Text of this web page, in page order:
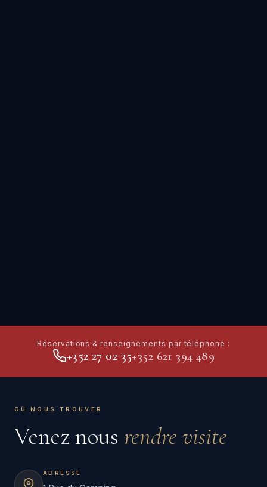
Réservations & renseignements par téléphone :
+352 27 02 35+352 621 394 489
OÙ NOUS TROUVER
Venez nous rendre visite
ADRESSE